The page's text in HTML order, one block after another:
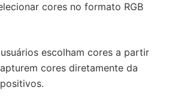
cores no formato RGB
escolham cores a partir
cores diretamente da